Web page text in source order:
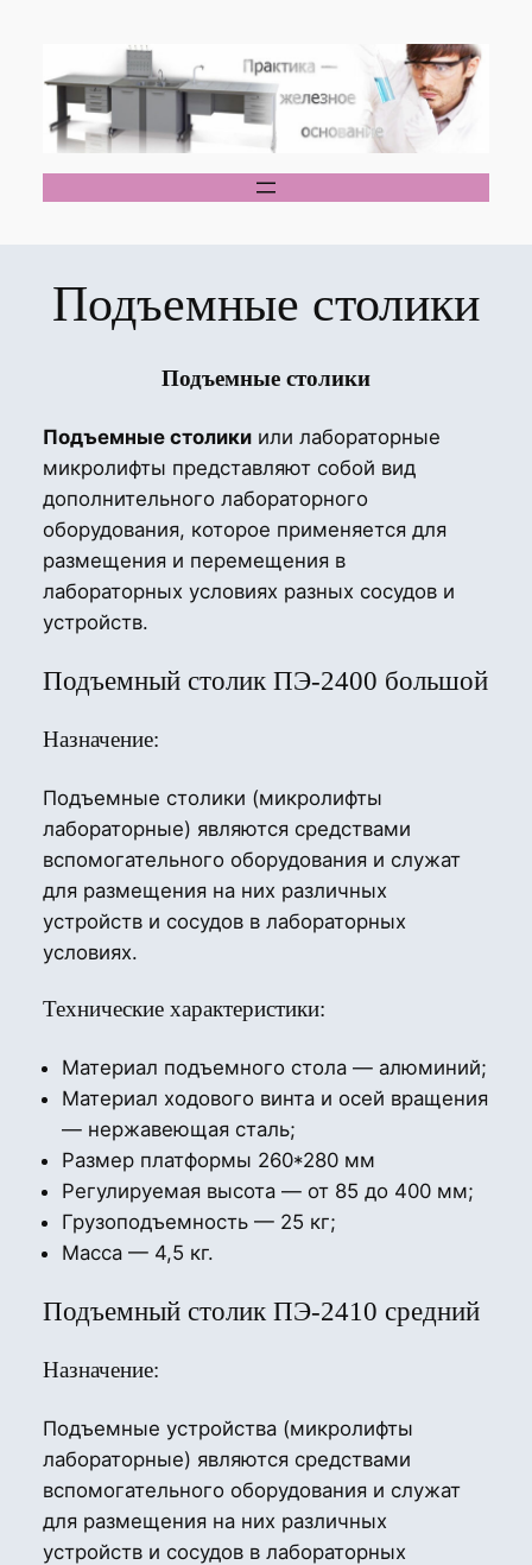
содержимому
Подъемные столики
Подъемные столики
Подъемные столикиили лабораторные
микролифты представляют собой вид
дополнительного лабораторного
оборудования, которое применяется для
размещения и перемещения в
лабораторных условиях разных сосудов и
устройств.
Подъемный столик ПЭ-2400 большой
Назначение:
Подъемные столики (микролифты
лабораторные) являются средствами
вспомогательного оборудования и служат
для размещения на них различных
устройств и сосудов в лабораторных
условиях.
Технические характеристики:
Материал подъемного стола — алюминий;
Материал ходового винта и осей вращения
— нержавеющая сталь;
Размер платформы 260*280 мм
Регулируемая высота — от 85 до 400 мм;
Грузоподъемность — 25 кг;
Масса — 4,5 кг.
Подъемный столик ПЭ-2410 средний
Назначение:
Подъемные устройства (микролифты
лабораторные) являются средствами
вспомогательного оборудования и служат
для размещения на них различных
устройств и сосудов в лабораторных